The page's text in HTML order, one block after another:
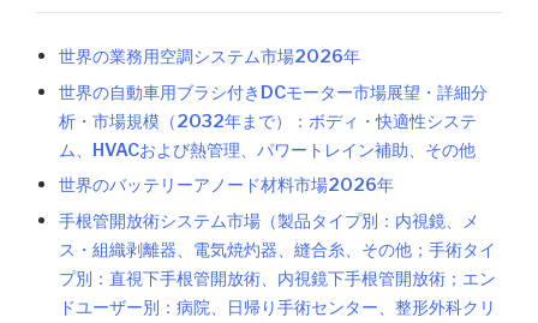
世界の業務用空調システム市場2026年
世界の自動車用ブラシ付きDCモーター市場展望・詳細分
析・市場規模（2032年まで）：ボディ・快適性システ
ム、HVACおよび熱管理、パワートレイン補助、その他
世界のバッテリーアノード材料市場2026年
手根管開放術システム市場（製品タイプ別：内視鏡、メ
ス・組織剥離器、電気焼灼器、縫合糸、その他；手術タイ
プ別：直視下手根管開放術、内視鏡下手根管開放術；エン
ドユーザー別：病院、日帰り手術センター、整形外科クリ